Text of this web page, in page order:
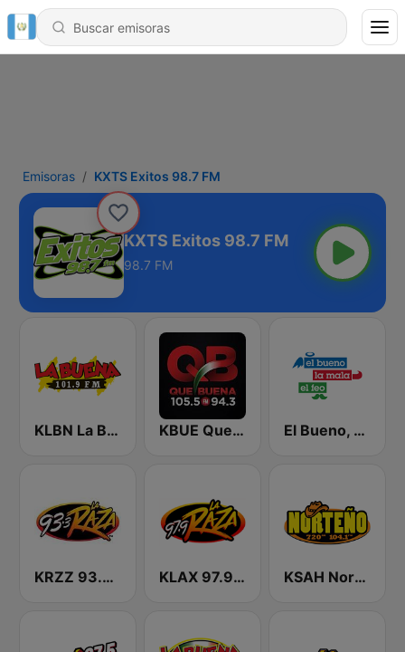
Emisoras KXTS Exitos 98.7 FM
KXTS Exitos 98.7 FM
98.7 FM
KLBN La Buena 101.9 FM KBUE Que Buena 105.5 / 94.3 FM (US Only) El Bueno, La Mala y El Feo
KRZZ 93.3 La Raza FM KLAX 97.9 La Raza FM KSAH Norteño 720 y 104.1